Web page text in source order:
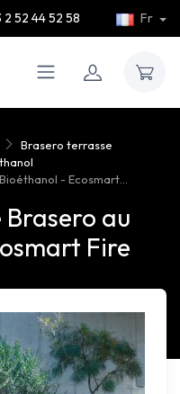
2 52 44 52 58 Fr
Brasero terrasse
- Ecosmart...
au
Fire